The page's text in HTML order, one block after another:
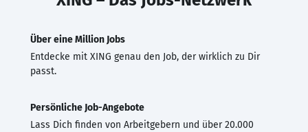
Über eine Million Jobs
Entdecke mit XING genau den Job, der wirklich zu Dir
passt.
Persönliche Job-Angebote
Lass Dich finden von Arbeitgebern und über 20.000